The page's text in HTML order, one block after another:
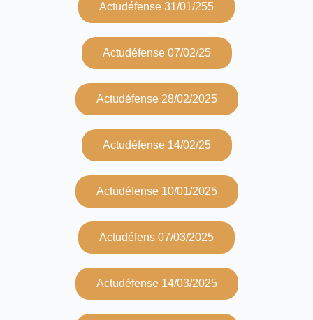
Actudéfense 31/01/255
Actudéfense 07/02/25
Actudéfense 28/02/2025
Actudéfense 14/02/25
Actudéfense 10/01/2025
Actudéfens 07/03/2025
Actudéfense 14/03/2025